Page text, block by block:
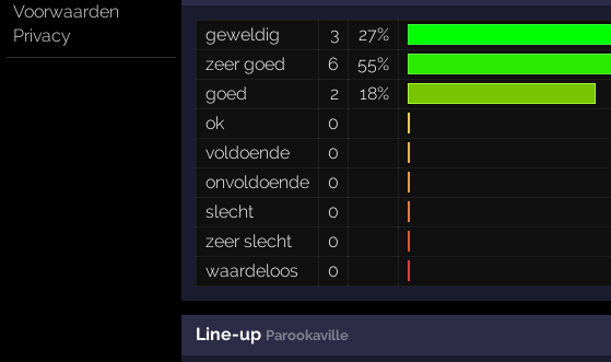
Voorwaarden
Privacy
geweldig 3
27%
zeer goed
6
55%
goed
2
18%
ok
0
voldoende
0
onvoldoende
0
slecht
0
zeer slecht
0
waardeloos
0
Line-up Parookaville